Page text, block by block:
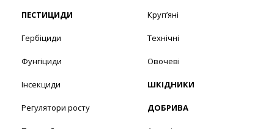
ПЕСТИЦИДИ
Гербіциди
Фунгіциди
Інсекциди
Регулятори росту
Круп’яні
Технічні
Овочеві
ШКІДНИКИ
ДОБРИВА